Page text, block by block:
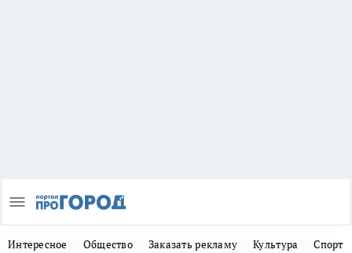
Интересное Общество Заказать рекламу Культура Спорт